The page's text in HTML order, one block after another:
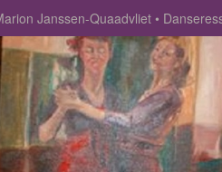
Janssen-Quaadvliet